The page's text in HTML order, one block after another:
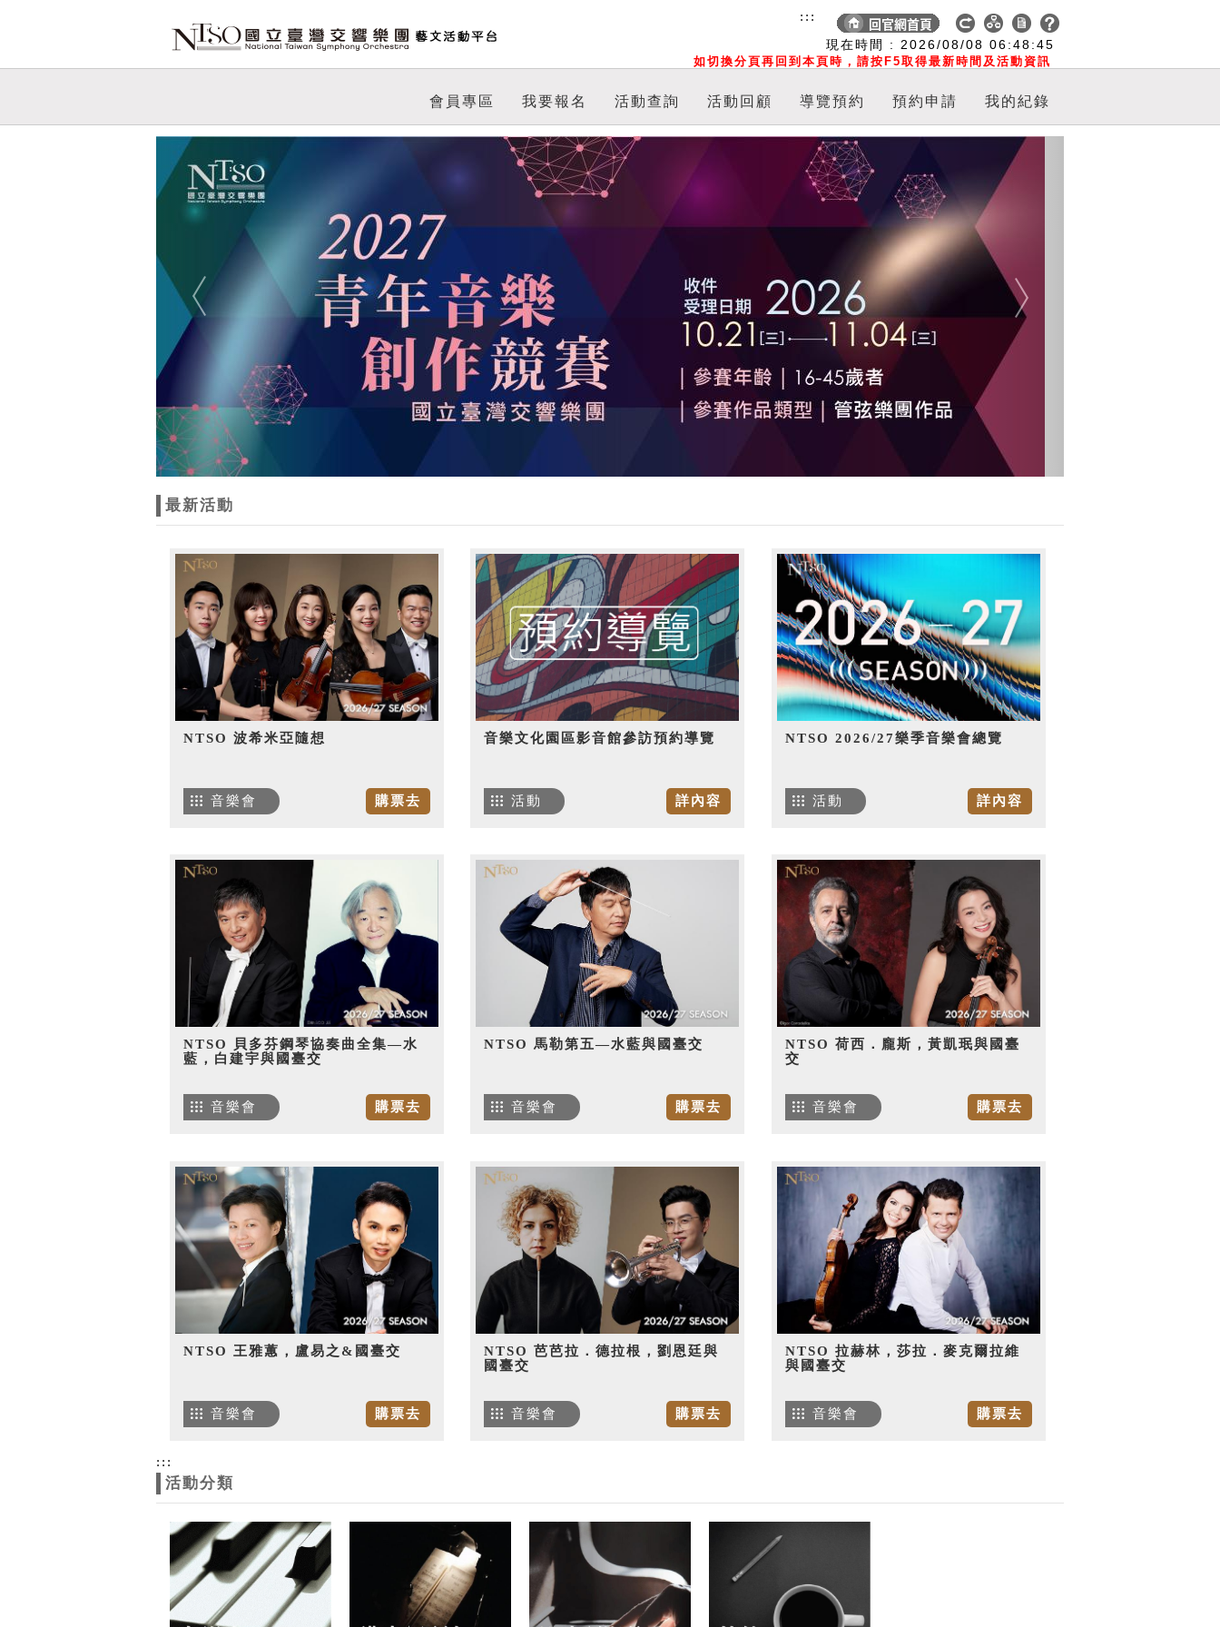
現在時間 : 2026/08/08 06:48:45
如切換分頁再回到本頁時，請按F5取得最新時間及活動資訊
:::
會員專區 我要報名 活動查詢 活動回顧 導覽預約 預約申請 我的紀錄
Previous Next
最新活動
NTSO 波希米亞隨想
購票去
音樂會
音樂文化園區影音館參訪預約導覽
詳內容
活動
NTSO 2026/27樂季音樂會總覽
詳內容
活動
NTSO 貝多芬鋼琴協奏曲全集—水
藍，白建宇與國臺交
購票去
音樂會
NTSO 馬勒第五—水藍與國臺交
購票去
音樂會
NTSO 荷西．龐斯，黃凱珉與國臺
交
購票去
音樂會
NTSO 王雅蕙，盧易之&國臺交
購票去
音樂會
NTSO 芭芭拉．德拉根，劉恩廷與
國臺交
購票去
音樂會
NTSO 拉赫林，莎拉．麥克爾拉維
與國臺交
購票去
音樂會
:::
活動分類